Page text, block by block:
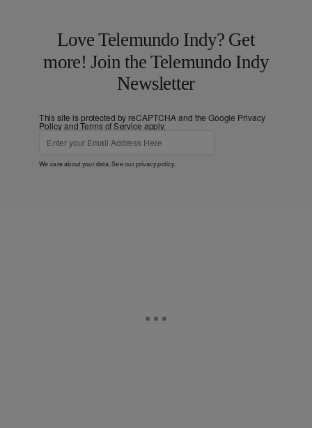
Love Telemundo Indy? Get
more! Join the Telemundo Indy
Newsletter
This site is protected by reCAPTCHA and the Google Privacy
PolicyandTerms of Service apply.
We care about your data. See ourprivacy policy.